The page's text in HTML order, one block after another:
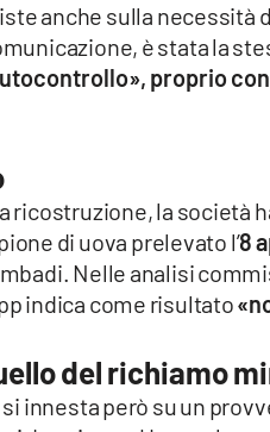
anche sulla necessità
è stata la
proprio
ricostruzione, la società
di uova prelevato l’8
Nelle analisi
indica come risultato
del richiamo
innesta però su un